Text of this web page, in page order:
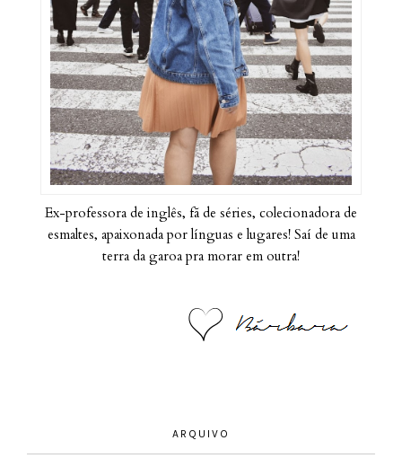
Ex-professora de inglês, fã de séries, colecionadora de
esmaltes, apaixonada por línguas e lugares! Saí de uma
terra da garoa pra morar em outra!
ARQUIVO